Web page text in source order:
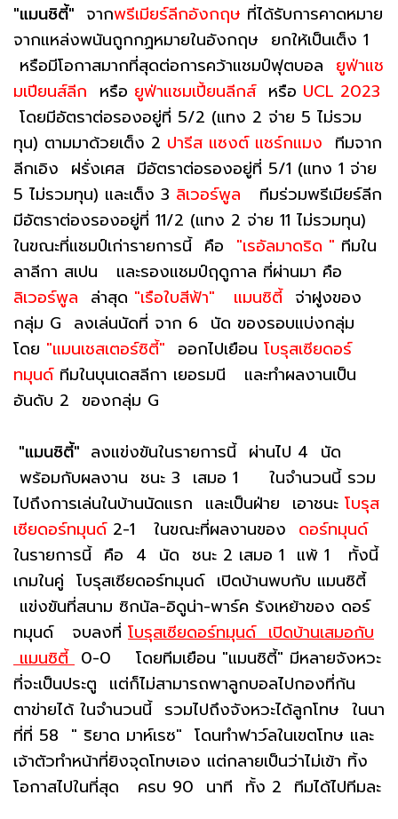
"แมนซิตี้" จากพรีเมียร์ลีกอังกฤษ ที่ได้รับการคาดหมาย
จากแหล่งพนันถูกกฏหมายในอังกฤษ ยกให้เป็นเต็ง 1
หรือมีโอกาสมากที่สุดต่อการคว้าแชมป์ฟุตบอล ยูฟ่าแช
มเปียนส์ลีก หรือ ยูฟ่าแชมเปี้ยนลีกส์ หรือ UCL 2023
โดยมีอัตราต่อรองอยู่ที่ 5/2 (แทง 2 จ่าย 5 ไม่รวม
ทุน) ตามมาด้วยเต็ง 2 ปารีส แซงต์ แชร์กแมง ทีมจาก
ลีกเอิง ฝรั่งเศส มีอัตราต่อรองอยู่ที่ 5/1 (แทง 1 จ่าย
5 ไม่รวมทุน) และเต็ง 3 ลิเวอร์พูล
ทีมร่วมพรีเมียร์ลีก
มีอัตราต่องรองอยู่ที่ 11/2 (แทง 2 จ่าย 11 ไม่รวมทุน)
ในขณะที่แชมป์เก่ารายการนี้ คือ "เรอัลมาดริด " ทีมใน
ลาลีกา สเปน และรองแชมป์ฤดูกาล ที่ผ่านมา คือ
ลิเวอร์พูล ล่าสุด "เรือใบสีฟ้า" แมนซิตี้จ่าฝูงของ
กลุ่ม G ลงเล่นนัดที่ จาก 6 นัด ของรอบแบ่งกลุ่ม
โดย "แมนเชสเตอร์ซิตี้" ออกไปเยือน โบรุสเซียดอร์
ทมุนด์ ทีมในบุนเดสลีกา เยอรมนี และทำผลงานเป็น
อันดับ 2 ของกลุ่ม G
"แมนซิตี้" ลงแข่งขันในรายการนี้ ผ่านไป 4 นัด
พร้อมกับผลงาน ชนะ 3 เสมอ 1 ในจำนวนนี้ รวม
ไปถึงการเล่นในบ้านนัดแรก และเป็นฝ่าย เอาชนะ โบรุส
เซียดอร์ทมุนด์2-1 ในขณะที่ผลงานของ ดอร์ทมุนด์
ในรายการนี้ คือ 4 นัด ชนะ 2 เสมอ 1 แพ้ 1 ทั้งนี้
เกมในคู่ โบรุสเซียดอร์ทมุนด์ เปิดบ้านพบกับ แมนซิตี้
แข่งขันที่สนาม ซิกนัล-อิดูน่า-พาร์ค รังเหย้าของ ดอร์
ทมุนด์ จบลงที่ โบรุสเซียดอร์ทมุนด์ เปิดบ้านเสมอกับ
แมนซิตี้ 0-0 โดยทีมเยือน "แมนซิตี้" มีหลายจังหวะ
ที่จะเป็นประตู แต่ก็ไม่สามารถพาลูกบอลไปกองที่ก้น
ตาข่ายได้ ในจำนวนนี้ รวมไปถึงจังหวะได้ลูกโทษ ในนา
ที่ที่ 58 " ริยาด มาห์เรซ" โดนทำฟาว์ลในเขตโทษ และ
เจ้าตัวทำหน้าที่ยิงจุดโทษเอง แต่กลายเป็นว่าไม่เข้า ทิ้ง
โอกาสไปในที่สุด ครบ 90 นาที ทั้ง 2 ทีมได้ไปทีมละ